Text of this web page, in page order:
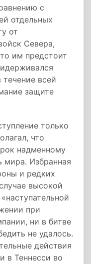
с
отдельных
от
Севера,
им предстоит
течение всей
защите
только
что
надменному
мира. Избранная
и редких
высокой
при
ни в битве
не удалось.
действия
в Теннесси во